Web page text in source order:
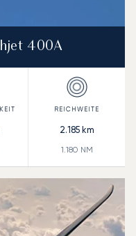
400A
2.185km
1.180 NM